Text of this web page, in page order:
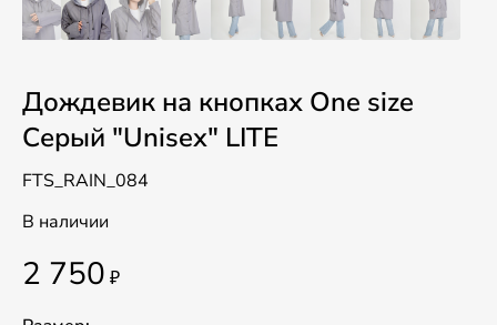
Дождевик на кнопках One size
Серый "Unisex" LITE
FTS_RAIN_084
В наличии
2 750 ₽